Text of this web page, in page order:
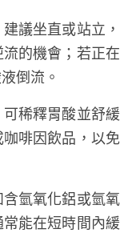
議坐直或站立，
的機會；若正在
倒流。
稀釋胃酸並舒緩
啡因飲品，以免
氫氧化鋁或氫氧
能在短時間內緩